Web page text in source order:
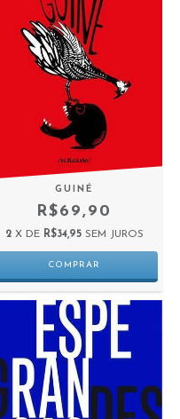
GUINÉ
R$69,90
2 X DE R$34,95 SEM JUROS